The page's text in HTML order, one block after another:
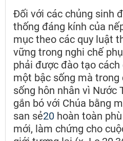
Đối với các chủng sinh
thống đáng kính của
mục theo các quy luật
vững trong nghi chế
phải được đào tạo
một bậc sống mà
sống hôn nhân vì Nước
gắn bó với Chúa bằng
san sẻ20 hoàn toàn
mới, làm chứng cho